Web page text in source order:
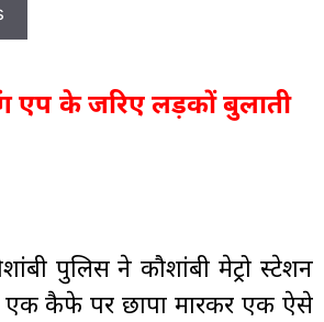
एपकेजरिए लड़कों बुलाती
पुलिस ने कौशांबी मेट्रो स्टेशन
कैफे पर छापा मारकर एक ऐसे